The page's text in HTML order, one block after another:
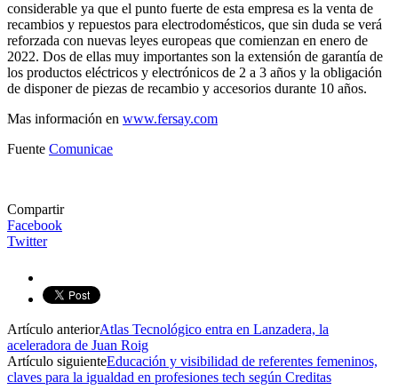
considerable ya que el punto fuerte de esta empresa es la venta de
recambios y repuestos para electrodomésticos, que sin duda se verá
reforzada con nuevas leyes europeas que comienzan en enero de
2022. Dos de ellas muy importantes son la extensión de garantía de
los productos eléctricos y electrónicos de 2 a 3 años y la obligación
de disponer de piezas de recambio y accesorios durante 10 años.
Mas información en www.fersay.com
Fuente Comunicae
Compartir
Facebook
Twitter
Artículo anteriorAtlas Tecnológico entra en Lanzadera, la
aceleradora de Juan Roig
Artículo siguienteEducación y visibilidad de referentes femeninos,
claves para la igualdad en profesiones tech según Creditas